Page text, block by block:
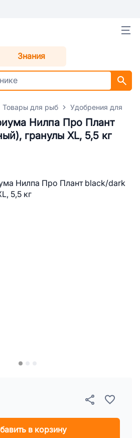
Знания
Товары для рыб Удобрения для
Нилпа Про Плант
гранулы XL, 5,5 кг
в корзину